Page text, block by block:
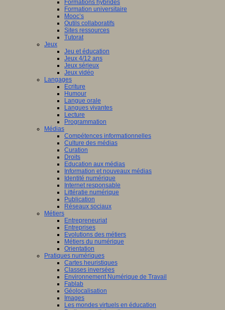
Formations hybrides
Formation universitaire
Mooc’s
Outils collaboratifs
Sites ressources
Tutorat
Jeux
Jeu et éducation
Jeux 4/12 ans
Jeux sérieux
Jeux vidéo
Langages
Ecriture
Humour
Langue orale
Langues vivantes
Lecture
Programmation
Médias
Compétences informationnelles
Culture des médias
Curation
Droits
Education aux médias
Information et nouveaux médias
Identité numérique
Internet responsable
Littératie numérique
Publication
Réseaux sociaux
Métiers
Entrepreneuriat
Entreprises
Evolutions des métiers
Métiers du numérique
Orientation
Pratiques numériques
Cartes heuristiques
Classes inversées
Environnement Numérique de Travail
Fablab
Géolocalisation
Images
Les mondes virtuels en éducation